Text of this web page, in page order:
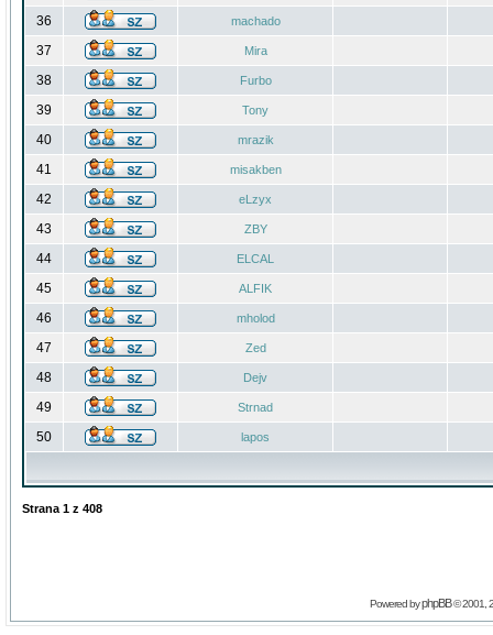
36 machado
37 Mira
38 Furbo
39 Tony
40 mrazik
41 misakben
42 eLzyx
43 ZBY
44 ELCAL
45 ALFIK
46 mholod
47 Zed
48 Dejv
49 Strnad
50 lapos
Strana 1 z 408
Powered byphpBB© 2001,